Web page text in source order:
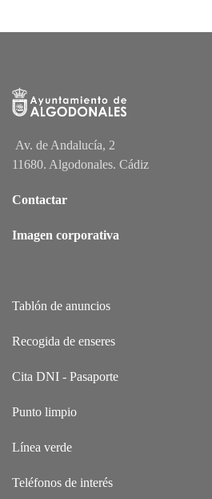
Av. de Andalucía, 2
11680. Algodonales. Cádiz
Contactar
Imagen corporativa
Tablón de anuncios
Recogida de enseres
Cita DNI - Pasaporte
Punto limpio
Línea verde
Teléfonos de interés